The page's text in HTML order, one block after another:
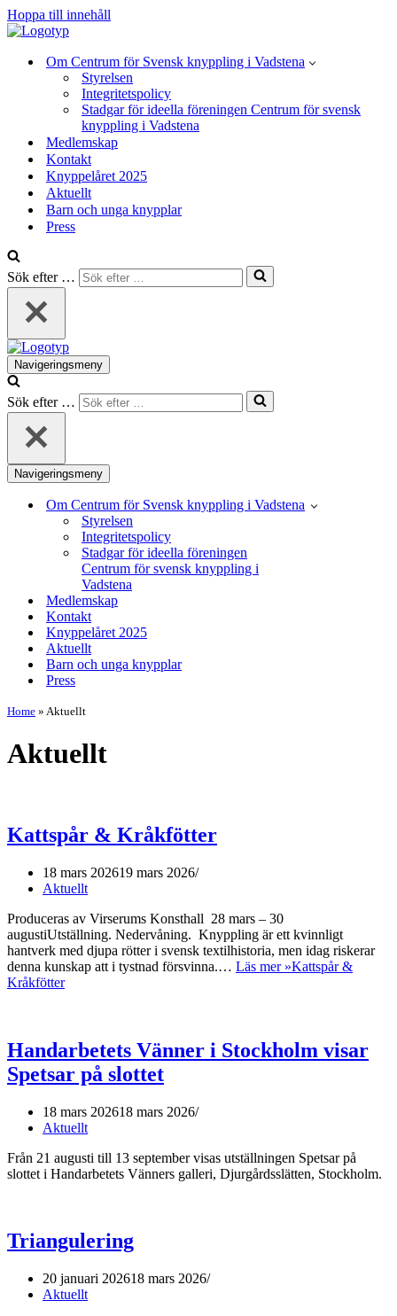
Hoppa till innehåll
Om Centrum för Svensk knyppling i Vadstena
Styrelsen
Integritetspolicy
Stadgar för ideella föreningen Centrum för svensk
knyppling i Vadstena
Medlemskap
Kontakt
Knyppelåret 2025
Aktuellt
Barn och unga knypplar
Press
Sök efter …
Navigeringsmeny
Sök efter …
Navigeringsmeny
Om Centrum för Svensk knyppling i Vadstena
Styrelsen
Integritetspolicy
Stadgar för ideella föreningen
Centrum för svensk knyppling i
Vadstena
Medlemskap
Kontakt
Knyppelåret 2025
Aktuellt
Barn och unga knypplar
Press
Home » Aktuellt
Aktuellt
Kattspår & Kråkfötter
18 mars 202619 mars 2026
Aktuellt
Produceras av Virserums Konsthall 28 mars – 30
augustiUtställning. Nedervåning. Knyppling är ett kvinnligt
hantverk med djupa rötter i svensk textilhistoria, men idag riskerar
denna kunskap att i tystnad försvinna.… Läs mer »Kattspår &
Kråkfötter
Handarbetets Vänner i Stockholm visar
Spetsar på slottet
18 mars 202618 mars 2026
Aktuellt
Från 21 augusti till 13 september visas utställningen Spetsar på
slottet i Handarbetets Vänners galleri, Djurgårdsslätten, Stockholm.
Triangulering
20 januari 202618 mars 2026
Aktuellt